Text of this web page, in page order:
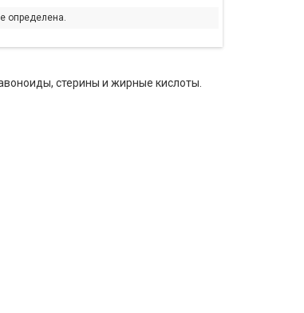
определена.
стерины и жирные кислоты.